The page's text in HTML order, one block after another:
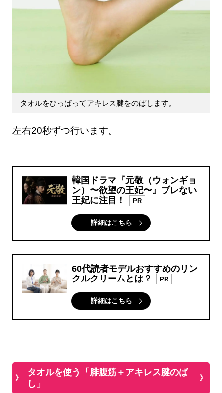
タオルをひっぱってアキレス腱をのばします。
左右20秒ずつ行います。
韓国ドラマ『元敬（ウォンギョ
ン）〜欲望の王妃〜』ブレない
王妃に注目！
PR
詳細はこちら
60代読者モデルおすすめのリン
クルクリームとは？
PR
詳細はこちら
タオルを使う「腓腹筋＋アキレス腱のば
し」